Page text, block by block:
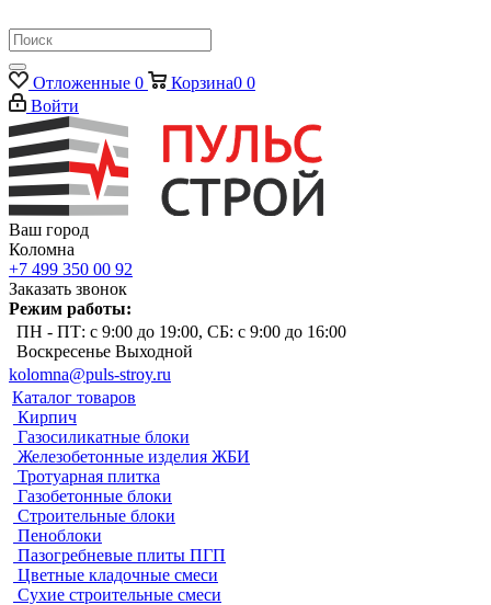
Отложенные 0 Корзина0 0
Войти
Ваш город
Коломна
+7 499 350 00 92
Заказать звонок
Режим работы:
ПН - ПТ: с 9:00 до 19:00, СБ: с 9:00 до 16:00
Воскресенье Выходной
kolomna@puls-stroy.ru
Каталог товаров
Кирпич
Газосиликатные блоки
Железобетонные изделия ЖБИ
Тротуарная плитка
Газобетонные блоки
Строительные блоки
Пеноблоки
Пазогребневые плиты ПГП
Цветные кладочные смеси
Сухие строительные смеси